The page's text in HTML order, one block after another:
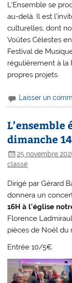
L’Ensemble se
au-delà. Il est
culturelles, dont
Voûtes Célestes
Festival de
régulièrement à la
propres projets.
Laisser un
L’ensemble
dimanche
25 novembre
classé
Dirigé par Gérard
donnera un
16H à l’église
Florence
pièces de Noël du
Entrée 10/5€